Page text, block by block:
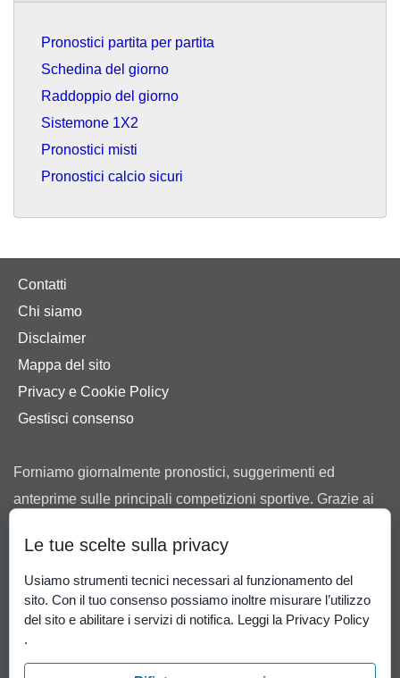
Pronostici partita per partita
Schedina del giorno
Raddoppio del giorno
Sistemone 1X2
Pronostici misti
Pronostici calcio sicuri
Contatti
Chi siamo
Disclaimer
Mappa del sito
Privacy e Cookie Policy
Gestisci consenso
Forniamo giornalmente pronostici, suggerimenti ed
anteprime sulle principali competizioni sportive. Grazie ai
bookmaker in possesso di regolare concessione ad
operare in Italia rilasciata dall’Agenzia delle Dogane e dei
Monopoli.
vietato ai minori di 18 anni.Gioco Responsabile-
Le tue scelte sulla privacy
Usiamo strumenti tecnici necessari al funzionamento del
sito. Con il tuo consenso possiamo inoltre misurare l’utilizzo
del sito e abilitare i servizi di notifica. Leggi la Privacy Policy
.